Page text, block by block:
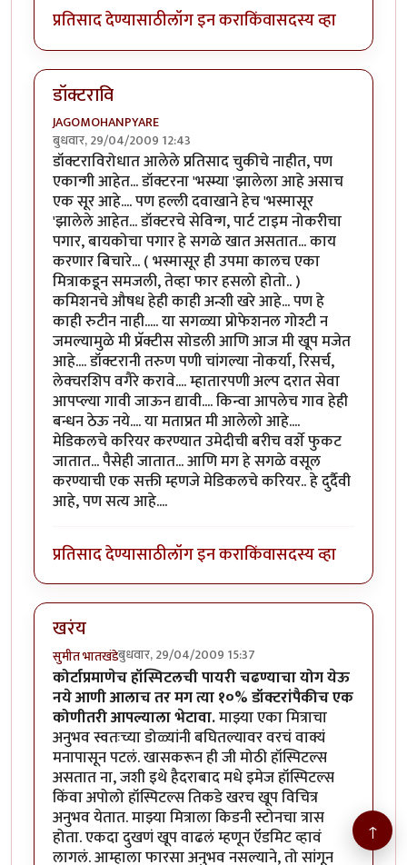
प्रतिसाद देण्यासाठीलॉग इन कराकिंवासदस्य व्हा
डॉक्टरावि
JAGOMOHANPYARE
बुधवार, 29/04/2009 12:43
डॉक्टराविरोधात आलेले प्रतिसाद चुकीचे नाहीत, पण
एकान्गी आहेत... डॉक्टरना 'भस्म्या 'झालेला आहे असाच
एक सूर आहे.... पण हल्ली दवाखाने हेच 'भस्मासूर
'झालेले आहेत... डॉक्टरचे सेविन्ग, पार्ट टाइम नोकरीचा
पगार, बायकोचा पगार हे सगळे खात असतात... काय
करणार बिचारे... ( भस्मासूर ही उपमा कालच एका
मित्राकडून समजली, तेव्हा फार हसलो होतो.. )
कमिशनचे औषध हेही काही अन्शी खरे आहे... पण हे
काही रुटीन नाही..... या सगळ्या प्रोफेशनल गोश्टी न
जमल्यामुळे मी प्रॅक्टीस सोडली आणि आज मी खूप मजेत
आहे.... डॉक्टरानी तरुण पणी चांगल्या नोकर्या, रिसर्च,
लेक्चरशिप वगैरे करावे.... म्हातारपणी अल्प दरात सेवा
आपप्ल्या गावी जाऊन द्यावी.... किन्वा आपलेच गाव हेही
बन्धन ठेऊ नये.... या मताप्रत मी आलेलो आहे....
मेडिकलचे करियर करण्यात उमेदीची बरीच वर्शे फुकट
जातात... पैसेही जातात... आणि मग हे सगळे वसूल
करण्याची एक सक्ती म्हणजे मेडिकलचे करियर.. हे दुर्दैवी
आहे, पण सत्य आहे....
प्रतिसाद देण्यासाठीलॉग इन कराकिंवासदस्य व्हा
खरंय
सुमीत भातखंडेबुधवार, 29/04/2009 15:37
कोर्टाप्रमाणेच हॉस्पिटलची पायरी चढण्याचा योग येऊ
नये आणी आलाच तर मग त्या १०% डॉक्टरांपैकीच एक
कोणीतरी आपल्याला भेटावा.माझ्या एका मित्राचा
अनुभव स्वतःच्या डोळ्यांनी बघितल्यावर वरचं वाक्यं
मनापासून पटलं. खासकरून ही जी मोठी हॉस्पिटल्स
असतात ना, जशी इथे हैदराबाद मधे इमेज हॉस्पिटल्स
किंवा अपोलो हॉस्पिटल्स तिकडे खरच खूप विचित्र
अनुभव येतात. माझ्या मित्राला किडनी स्टोनचा त्रास
होता. एकदा दुखणं खूप वाढलं म्हणून ऍडमिट व्हावं
लागलं. आम्हाला फारसा अनुभव नसल्याने, तो सांगून
↑